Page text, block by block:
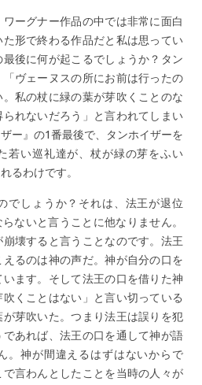
ワーグナー作品の中では非常に面白
形で終わる作品だと私は思ってい
後に何が起こるでしょうか？タン
ヴェーヌスの所にお前は行ったの
私の杖に緑の葉が芽吹くことのな
れないだろう」と言われてしまい
ー』の1番最後で、タンホイザーを
若い巡礼達が、杖が緑の芽をふい
るわけです。
でしょうか？それは、法王が退位
ないと言うことに他なりません。
壊すると言うことなのです。法王
るのは神の声だ。神が自分の口を
ます。そして法王の口を借りた神
くことはない」と言い切っている
芽吹いた。つまり法王は誤りを犯
あれば、法王の口を通して神が語
。神が間違えるはずはないからで
言わんとしたことを当時の人々が